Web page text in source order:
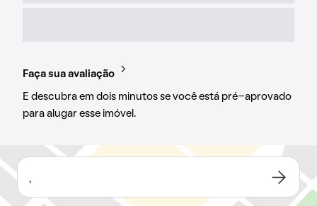
Faça sua avaliação
E descubra em dois minutos se você está pré-aprovado
para alugar esse imóvel.
,